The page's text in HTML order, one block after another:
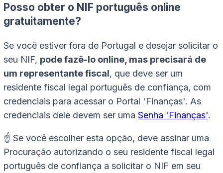
Posso obter o NIF português online
gratuitamente?
Se você estiver fora de Portugal e desejar solicitar o
seu NIF, pode fazê-lo online, mas precisará de
um representante fiscal, que deve ser um
residente fiscal legal português de confiança, com
credenciais para acessar o Portal 'Finanças'. As
credenciais dele devem ser uma Senha 'Finanças'.
☝️ Se você escolher esta opção, deve assinar uma
Procuração autorizando o seu residente fiscal legal
português de confiança a solicitar o NIF em seu